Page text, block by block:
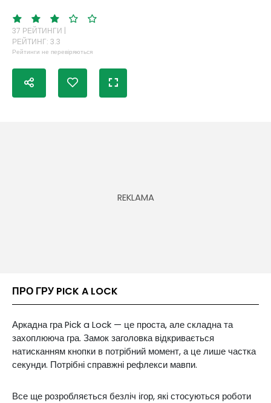
37 РЕЙТИНГИ |
РЕЙТИНГ: 3.3
Рейтинги не перевіряються
ПРО ГРУ PICK A LOCK
Аркадна гра Pick a Lock — це проста, але складна та
захоплююча гра. Замок заголовка відкривається
натисканням кнопки в потрібний момент, а це лише частка
секунди. Потрібні справжні рефлекси мавпи.
Все ще розробляється безліч ігор, які стосуються роботи